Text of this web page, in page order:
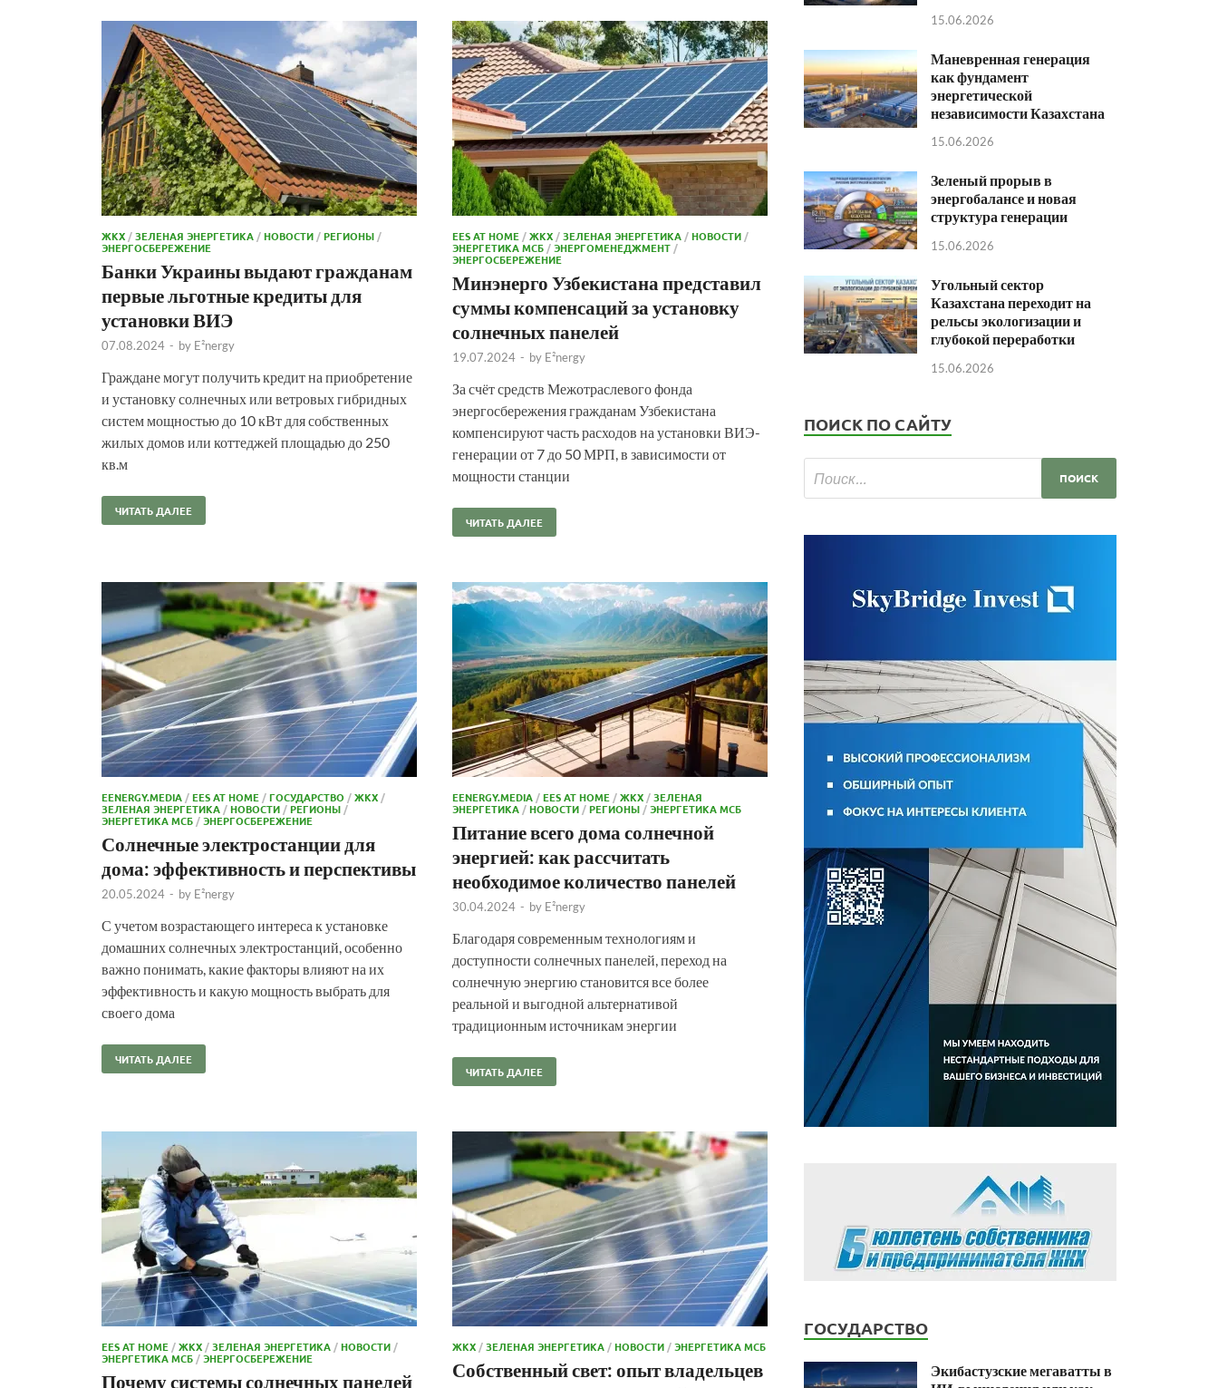
ЖКХ /ЗЕЛЕНАЯ ЭНЕРГЕТИКА /НОВОСТИ /РЕГИОНЫ /
ЭНЕРГОСБЕРЕЖЕНИЕ
Банки Украины выдают гражданам
первые льготные кредиты для
установки ВИЭ
07.08.2024 - by E²nergy
Граждане могут получить кредит на приобретение
и установку солнечных или ветровых гибридных
систем мощностью до 10 кВт для собственных
жилых домов или коттеджей площадью до 250
кв.м
ЧИТАТЬ ДАЛЕЕ
EES AT HOME /ЖКХ /ЗЕЛЕНАЯ ЭНЕРГЕТИКА /НОВОСТИ /
ЭНЕРГЕТИКА МСБ /ЭНЕРГОМЕНЕДЖМЕНТ /
ЭНЕРГОСБЕРЕЖЕНИЕ
Минэнерго Узбекистана представил
суммы компенсаций за установку
солнечных панелей
19.07.2024 - by E²nergy
За счёт средств Межотраслевого фонда
энергосбережения гражданам Узбекистана
компенсируют часть расходов на установки ВИЭ-
генерации от 7 до 50 МРП, в зависимости от
мощности станции
ЧИТАТЬ ДАЛЕЕ
EENERGY.MEDIA /EES AT HOME /ГОСУДАРСТВО /ЖКХ /
ЗЕЛЕНАЯ ЭНЕРГЕТИКА /НОВОСТИ /РЕГИОНЫ /
ЭНЕРГЕТИКА МСБ /ЭНЕРГОСБЕРЕЖЕНИЕ
Солнечные электростанции для
дома: эффективность и перспективы
20.05.2024 - by E²nergy
С учетом возрастающего интереса к установке
домашних солнечных электростанций, особенно
важно понимать, какие факторы влияют на их
эффективность и какую мощность выбрать для
своего дома
ЧИТАТЬ ДАЛЕЕ
EENERGY.MEDIA /EES AT HOME /ЖКХ /ЗЕЛЕНАЯ
ЭНЕРГЕТИКА /НОВОСТИ /РЕГИОНЫ /ЭНЕРГЕТИКА МСБ
Питание всего дома солнечной
энергией: как рассчитать
необходимое количество панелей
30.04.2024 - by E²nergy
Благодаря современным технологиям и
доступности солнечных панелей, переход на
солнечную энергию становится все более
реальной и выгодной альтернативой
традиционным источникам энергии
ЧИТАТЬ ДАЛЕЕ
EES AT HOME /ЖКХ /ЗЕЛЕНАЯ ЭНЕРГЕТИКА /НОВОСТИ /
ЭНЕРГЕТИКА МСБ /ЭНЕРГОСБЕРЕЖЕНИЕ
Почему системы солнечных панелей
ЖКХ /ЗЕЛЕНАЯ ЭНЕРГЕТИКА /НОВОСТИ /ЭНЕРГЕТИКА МСБ
Собственный свет: опыт владельцев
15.06.2026
Маневренная генерация
как фундамент
энергетической
независимости Казахстана
15.06.2026
Зеленый прорыв в
энергобалансе и новая
структура генерации
15.06.2026
Угольный сектор
Казахстана переходит на
рельсы экологизации и
глубокой переработки
15.06.2026
ПОИСК ПО САЙТУ
ГОСУДАРСТВО
Экибастузские мегаватты в